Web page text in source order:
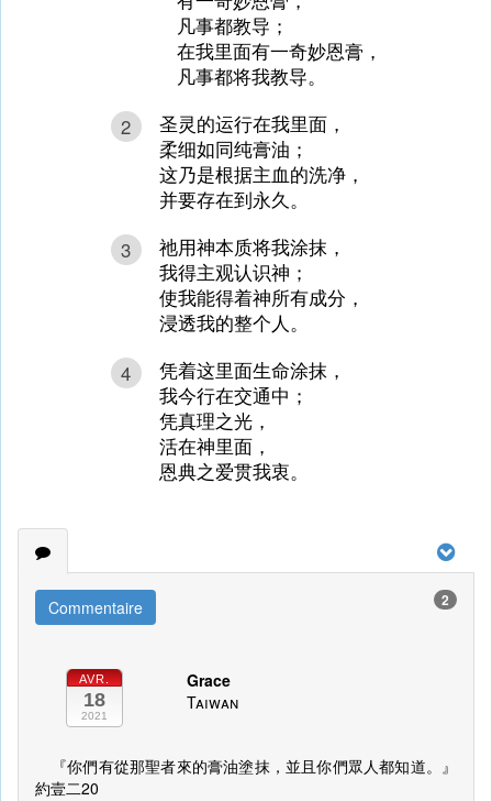
凡事都教导；
在我里面有一奇妙恩膏，
凡事都将我教导。
2
圣灵的运行在我里面，
柔细如同纯膏油；
这乃是根据主血的洗净，
并要存在到永久。
3
祂用神本质将我涂抹，
我得主观认识神；
使我能得着神所有成分，
浸透我的整个人。
4
凭着这里面生命涂抹，
我今行在交通中；
凭真理之光，
活在神里面，
恩典之爱贯我衷。
Commentaire 2
AVR.
18
2021
Grace
Taiwan
『你們有從那聖者來的膏油塗抹，並且你們眾人都知道。』
約壹二20